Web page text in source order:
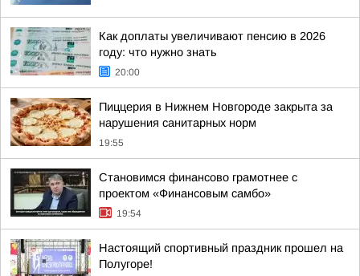
Как доплаты увеличивают пенсию в 2026
году: что нужно знать
20:00
Пиццерия в Нижнем Новгороде закрыта за
нарушения санитарных норм
19:55
Становимся финансово грамотнее с
проектом «Финансовым самбо»
19:54
Настоящий спортивный праздник прошел на
Полугоре!